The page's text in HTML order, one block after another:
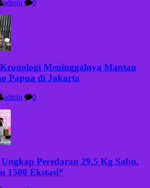
admin 0
Meninggalnya Mantan
Papua di Jakarta
admin 0
Peredaran 29,5 Kg Sabu,
1500 Ekstasi*